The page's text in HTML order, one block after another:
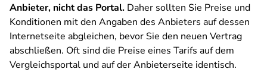
Anbieter, nicht das Portal. Daher sollten Sie Preise und
Konditionen mit den Angaben des Anbieters auf dessen
Internetseite abgleichen, bevor Sie den neuen Vertrag
abschließen. Oft sind die Preise eines Tarifs auf dem
Vergleichsportal und auf der Anbieterseite identisch.